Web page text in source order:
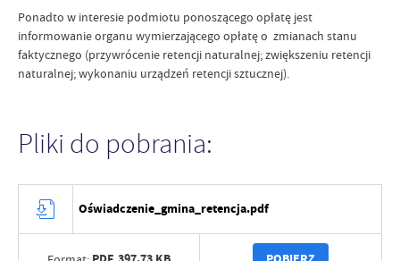
Ponadto w interesie podmiotu ponoszącego opłatę jest
informowanie organu wymierzającego opłatę o zmianach stanu
faktycznego (przywrócenie retencji naturalnej; zwiększeniu retencji
naturalnej; wykonaniu urządzeń retencji sztucznej).
Pliki do pobrania:
Oświadczenie_gmina_retencja.pdf